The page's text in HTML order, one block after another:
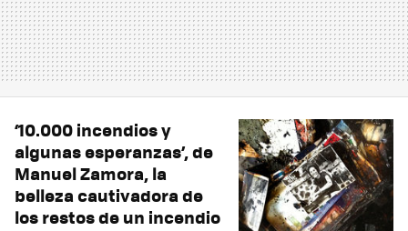
‘10.000 incendios y
algunas esperanzas’, de
Manuel Zamora, la
belleza cautivadora de
los restos de un incendio